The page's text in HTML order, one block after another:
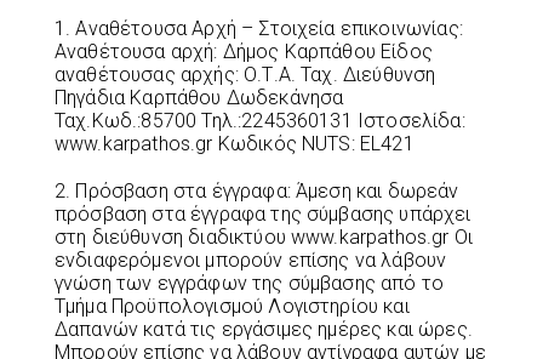
1. Αναθέτουσα Αρχή – Στοιχεία επικοινωνίας:
Αναθέτουσα αρχή: Δήμος Καρπάθου Είδος
αναθέτουσας αρχής: Ο.Τ.Α. Ταχ. Διεύθυνση
Πηγάδια Καρπάθου Δωδεκάνησα
Ταχ.Κωδ.:85700 Τηλ.:2245360131 Ιστοσελίδα:
www.karpathos.gr Κωδικός NUTS: EL421
2. Πρόσβαση στα έγγραφα: Άμεση και δωρεάν
πρόσβαση στα έγγραφα της σύμβασης υπάρχει
στη διεύθυνση διαδικτύου www.karpathos.gr Οι
ενδιαφερόμενοι μπορούν επίσης να λάβουν
γνώση των εγγράφων της σύμβασης από το
Τμήμα Προϋπολογισμού Λογιστηρίου και
Δαπανών κατά τις εργάσιμες ημέρες και ώρες.
Μπορούν επίσης να λάβουν αντίγραφα αυτών με